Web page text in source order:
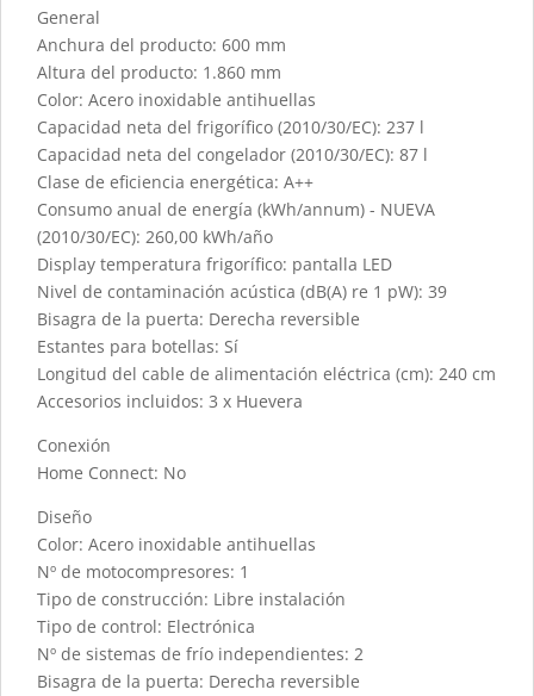
General
Anchura del producto: 600 mm
Altura del producto: 1.860 mm
Color: Acero inoxidable antihuellas
Capacidad neta del frigorífico (2010/30/EC): 237 l
Capacidad neta del congelador (2010/30/EC): 87 l
Clase de eficiencia energética: A++
Consumo anual de energía (kWh/annum) - NUEVA
(2010/30/EC): 260,00 kWh/año
Display temperatura frigorífico: pantalla LED
Nivel de contaminación acústica (dB(A) re 1 pW): 39
Bisagra de la puerta: Derecha reversible
Estantes para botellas: Sí
Longitud del cable de alimentación eléctrica (cm): 240 cm
Accesorios incluidos: 3 x Huevera
Conexión
Home Connect: No
Diseño
Color: Acero inoxidable antihuellas
Nº de motocompresores: 1
Tipo de construcción: Libre instalación
Tipo de control: Electrónica
Nº de sistemas de frío independientes: 2
Bisagra de la puerta: Derecha reversible